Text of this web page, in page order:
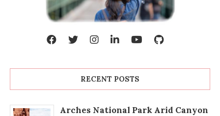
RECENT POSTS
Arches National Park Arid Canyon